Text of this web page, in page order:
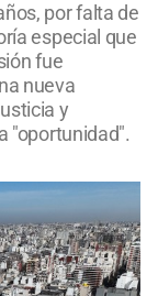
por falta de
especial que
fue
nueva
y
"oportunidad".